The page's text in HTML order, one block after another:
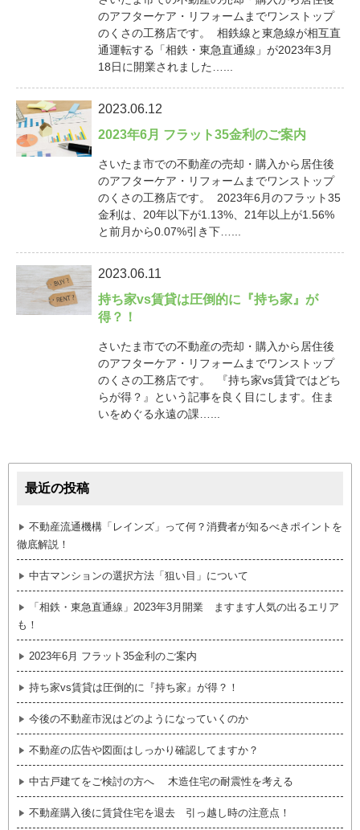
のアフターケア・リフォームまでワンストップ
のくさの工務店です。 相鉄線と東急線が相互直
通運転する「相鉄・東急直通線」が2023年3月
18日に開業されました…...
2023.06.12
2023年6月 フラット35金利のご案内
さいたま市での不動産の売却・購入から居住後
のアフターケア・リフォームまでワンストップ
のくさの工務店です。 2023年6月のフラット35
金利は、20年以下が1.13%、21年以上が1.56%
と前月から0.07%引き下…...
2023.06.11
持ち家vs賃貸は圧倒的に『持ち家』が
得？！
さいたま市での不動産の売却・購入から居住後
のアフターケア・リフォームまでワンストップ
のくさの工務店です。 『持ち家vs賃貸ではどち
らが得？』という記事を良く目にします。住ま
いをめぐる永遠の課…...
最近の投稿
不動産流通機構「レインズ」って何？消費者が知るべきポイントを
徹底解説！
中古マンションの選択方法「狙い目」について
「相鉄・東急直通線」2023年3月開業 ますます人気の出るエリア
も！
2023年6月 フラット35金利のご案内
持ち家vs賃貸は圧倒的に『持ち家』が得？！
今後の不動産市況はどのようになっていくのか
不動産の広告や図面はしっかり確認してますか？
中古戸建てをご検討の方へ 木造住宅の耐震性を考える
不動産購入後に賃貸住宅を退去 引っ越し時の注意点！